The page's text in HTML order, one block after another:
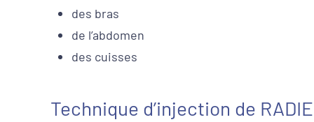
des bras
de l’abdomen
des cuisses
Technique d’injection de